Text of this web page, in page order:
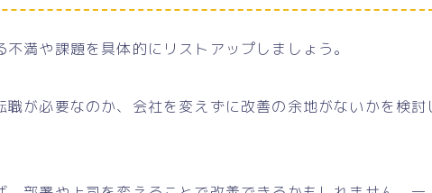
満や課題を具体的にリストアップしましょう。
が必要なのか、会社を変えずに改善の余地がないかを検討